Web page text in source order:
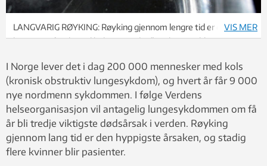
LANGVARIG RØYKING: Røyking gjennom lengre tid er den
hyppigste årsaken til kols, og stadig flere kvinner blir pasienter.
VIS MER
I Norge lever det i dag 200 000 mennesker med kols
(kronisk obstruktiv lungesykdom), og hvert år får 9 000
nye nordmenn sykdommen. I følge Verdens
helseorganisasjon vil antagelig lungesykdommen om få
år bli tredje viktigste dødsårsak i verden. Røyking
gjennom lang tid er den hyppigste årsaken, og stadig
flere kvinner blir pasienter.